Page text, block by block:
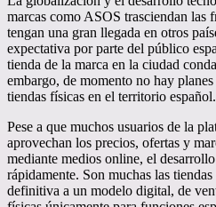
marcas como ASOS trasciendan las
tengan una gran llegada en otros
expectativa por parte del público
tienda de la marca en la ciudad
embargo, de momento no hay
tiendas físicas en el territorio español.
Pese a que muchos usuarios de la
aprovechan los precios, ofertas y
mediante medios online, el
rápidamente. Son muchas las
definitiva a un modelo digital, de